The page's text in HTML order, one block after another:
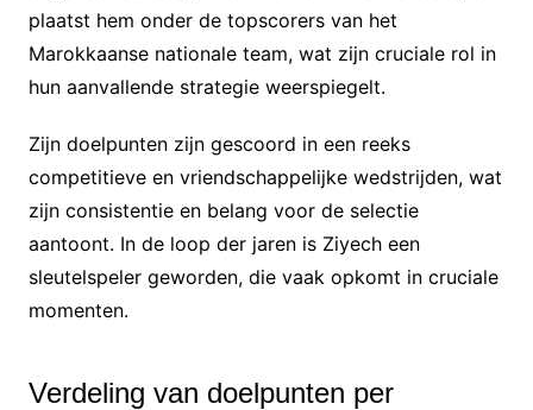
plaatst hem onder de topscorers van het
Marokkaanse nationale team, wat zijn cruciale rol in
hun aanvallende strategie weerspiegelt.
Zijn doelpunten zijn gescoord in een reeks
competitieve en vriendschappelijke wedstrijden, wat
zijn consistentie en belang voor de selectie
aantoont. In de loop der jaren is Ziyech een
sleutelspeler geworden, die vaak opkomt in cruciale
momenten.
Verdeling van doelpunten per